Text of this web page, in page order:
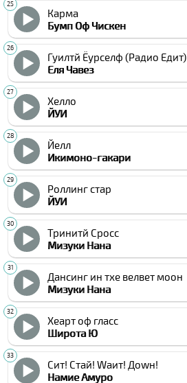
Карма
Бумп Оф Чиcкен
Гуилтй Ёурселф (Радио Едит)
Еля Чавез
Хелло
ЙУИ
Йелл
Икимоно-гакари
Роллинг стар
ЙУИ
Тринитй Cросс
Мизуки Нана
Данcинг ин тхе велвет моон
Мизуки Нана
Хеарт оф гласс
Широта Ю
Сит! Стай! Wаит! Доwн!
Намие Амуро